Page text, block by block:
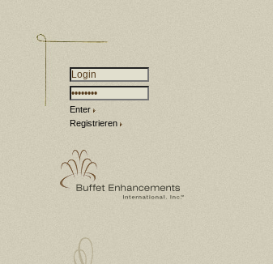
Enter
Registrieren